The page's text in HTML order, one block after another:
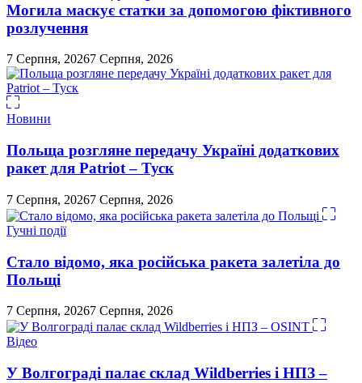
Могила маскує статки за допомогою фіктивного
розлучення
7 Серпня, 20267 Серпня, 2026
Новини
Польща розгляне передачу Україні додаткових
ракет для Patriot – Туск
7 Серпня, 20267 Серпня, 2026
Гучні події
Стало відомо, яка російська ракета залетіла до
Польщі
7 Серпня, 20267 Серпня, 2026
Відео
У Волгограді палає склад Wildberries і НПЗ –